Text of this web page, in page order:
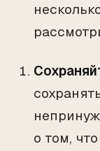
о том,